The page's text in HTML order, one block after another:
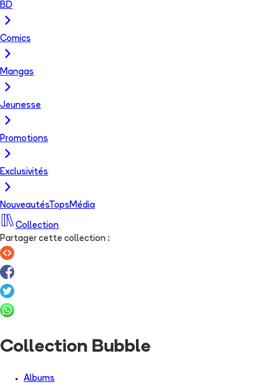
BD
Comics
Mangas
Jeunesse
Promotions
Exclusivités
NouveautésTops Média
Collection
Partager cette collection :
Collection Bubble
Albums